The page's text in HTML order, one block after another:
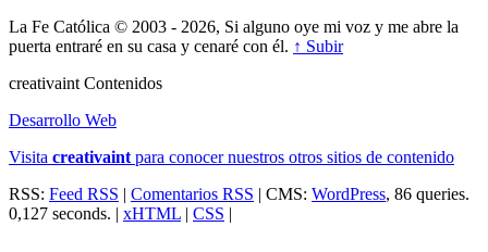
La Fe Católica © 2003 - 2026, Si alguno oye mi voz y me abre la
puerta entraré en su casa y cenaré con él. ↑ Subir
creativaint Contenidos
Desarrollo Web
Visita creativaint para conocer nuestros otros sitios de contenido
RSS: Feed RSS | Comentarios RSS | CMS: WordPress, 86 queries.
0,127 seconds. | xHTML | CSS |